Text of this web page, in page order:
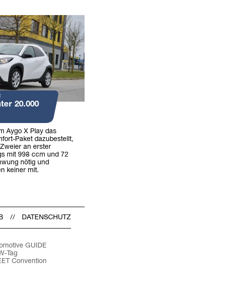
20.000
Aygo X Play das
Paket dazubestellt,
an erster
mit 998 ccm und 72
nötig und
keiner mit.
DATENSCHUTZ
GUIDE
Tag
Convention